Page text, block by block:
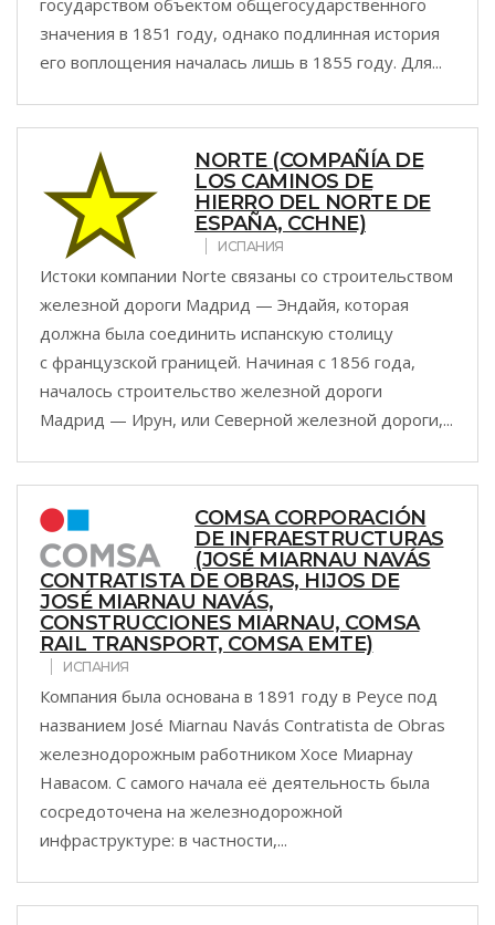
государством объектом общегосударственного
значения в 1851 году, однако подлинная история
его воплощения началась лишь в 1855 году. Для...
NORTE (COMPAÑÍA DE
LOS CAMINOS DE
HIERRO DEL NORTE DE
ESPAÑA, CCHNE)
ИСПАНИЯ
Истоки компании Norte связаны со строительством
железной дороги Мадрид — Эндайя, которая
должна была соединить испанскую столицу
с французской границей. Начиная с 1856 года,
началось строительство железной дороги
Мадрид — Ирун, или Северной железной дороги,...
COMSA CORPORACIÓN
DE INFRAESTRUCTURAS
(JOSÉ MIARNAU NAVÁS
CONTRATISTA DE OBRAS, HIJOS DE
JOSÉ MIARNAU NAVÁS,
CONSTRUCCIONES MIARNAU, COMSA
RAIL TRANSPORT, COMSA EMTE)
ИСПАНИЯ
Компания была основана в 1891 году в Реусе под
названием José Miarnau Navás Contratista de Obras
железнодорожным работником Хосе Миарнау
Навасом. С самого начала её деятельность была
сосредоточена на железнодорожной
инфраструктуре: в частности,...